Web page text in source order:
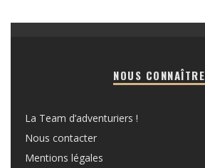
NOUS CONNAÎTRE
La Team d’adventuriers !
Nous contacter
Mentions légales